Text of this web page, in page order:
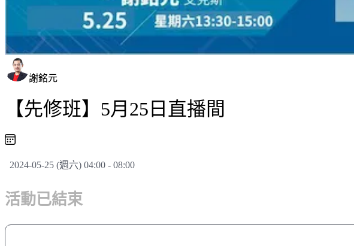
謝銘元
【先修班】5月25日直播間
2024-05-25 (週六) 04:00 - 08:00
活動已結束